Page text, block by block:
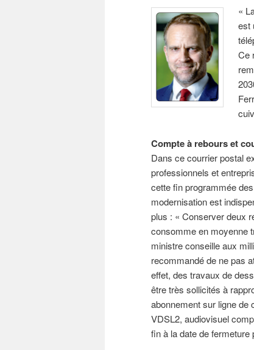
«
est
Ce
Compte à rebours et
Dans ce courrier postal
professionnels et
cette fin programmée
modernisation est
plus : « Conserver deux
consomme en moyenne
ministre conseille aux
recommandé de ne pas
effet, des travaux de
être très sollicités à
abonnement sur ligne de
VDSL2, audiovisuel
fin à la date de fermeture